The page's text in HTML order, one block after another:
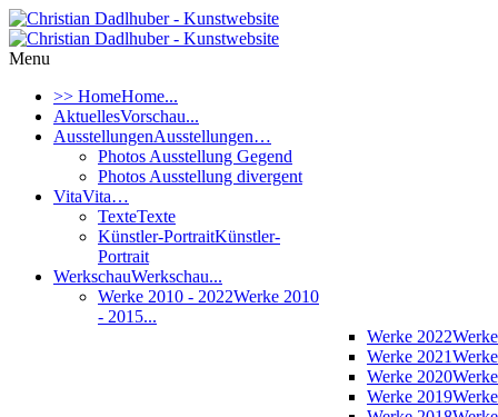
Menu
>> HomeHome...
AktuellesVorschau...
AusstellungenAusstellungen…
Photos Ausstellung Gegend
Photos Ausstellung divergent
VitaVita…
TexteTexte
Künstler-PortraitKünstler-
Portrait
WerkschauWerkschau...
Werke 2010 - 2022Werke 2010
- 2015...
Werke 2022
Werke 2021
Werke 2020
Werke 2019